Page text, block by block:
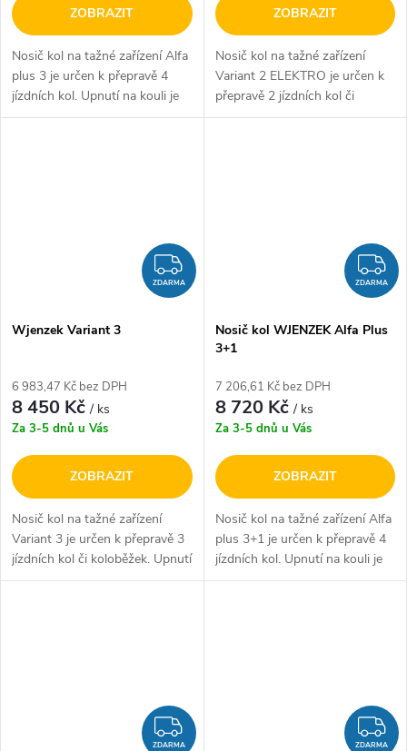
ZOBRAZIT
Nosič kol na tažné zařízení Alfa
plus 3 je určen k přepravě 4
jízdních kol. Upnutí na kouli je
realizováno pomocí šroubu,
ZOBRAZIT
Nosič kol na tažné zařízení
Variant 2 ELEKTRO je určen k
přepravě 2 jízdních kol či
koloběžek. Upnutí na kouli je
ZDARMA
ZDARMA
Wjenzek Variant 3
6 983,47 Kč bez DPH
8 450 Kč/ ks
Za 3-5 dnů u Vás
ZOBRAZIT
Nosič kol na tažné zařízení
Variant 3 je určen k přepravě 3
jízdních kol či koloběžek. Upnutí
na kouli je realizováno pomocí
ZDARMA
Nosič kol WJENZEK Alfa Plus
3+1
7 206,61 Kč bez DPH
8 720 Kč/ ks
Za 3-5 dnů u Vás
ZOBRAZIT
Nosič kol na tažné zařízení Alfa
plus 3+1 je určen k přepravě 4
jízdních kol. Upnutí na kouli je
realizováno pomocí šroubu,
ZDARMA
ZDARMA ZDARMA